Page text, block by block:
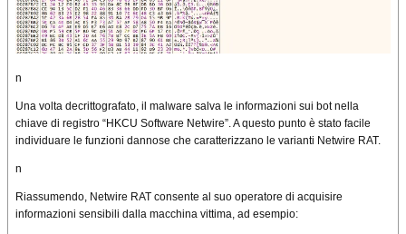
n
Una volta decrittografato, il malware salva le informazioni sui bot nella
chiave di registro “HKCU Software Netwire”. A questo punto è stato facile
individuare le funzioni dannose che caratterizzano le varianti Netwire RAT.
n
Riassumendo, Netwire RAT consente al suo operatore di acquisire
informazioni sensibili dalla macchina vittima, ad esempio: